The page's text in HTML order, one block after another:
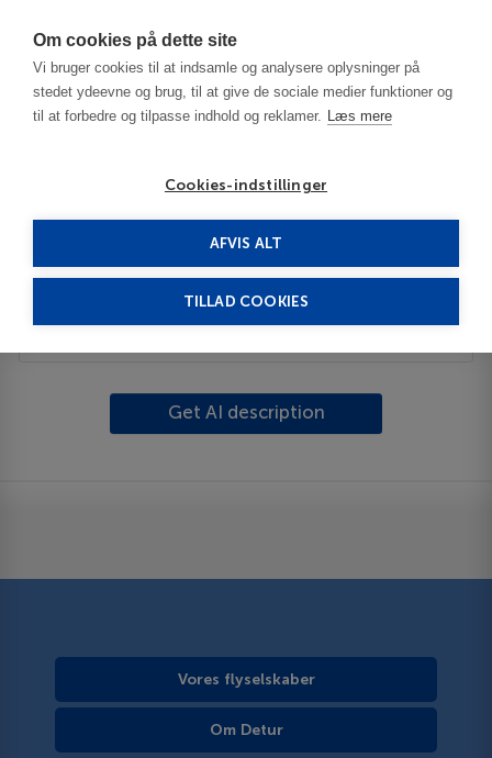
Om cookies på dette site
Vi bruger cookies til at indsamle og analysere oplysninger på
stedet ydeevne og brug, til at give de sociale medier funktioner og
til at forbedre og tilpasse indhold og reklamer. Læs mere
Cookies-indstillinger
AFVIS ALT
TILLAD COOKIES
Costa del Sol Almogía
Beskrivelse
Get AI description
Vores flyselskaber
Om Detur